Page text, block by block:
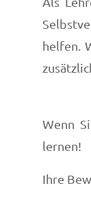
helfen.
Wenn
lernen!
Ihre